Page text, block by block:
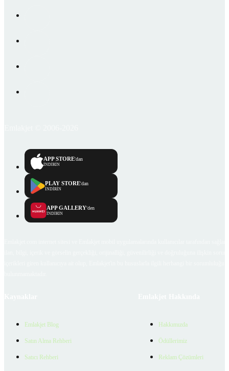
APP STORE'dan
İNDİRİN
PLAY STORE'dan
İNDİRİN
APP GALLERY'den
İNDİRİN
Emlakjet Blog
Satın Alma Rehberi
Satıcı Rehberi
Hakkımızda
Ödüllerimiz
Reklam Çözümleri